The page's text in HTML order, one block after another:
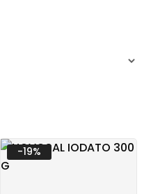
-19%